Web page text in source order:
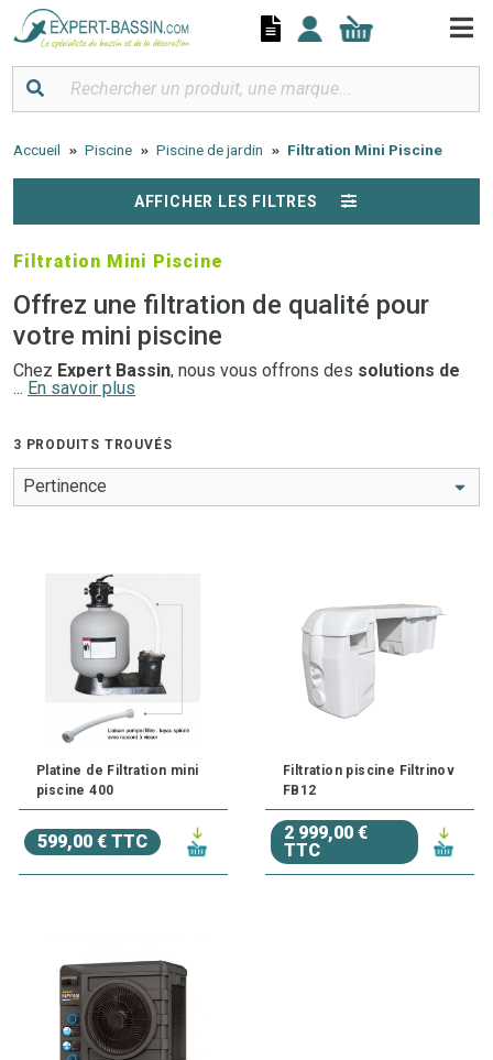
Accueil Piscine Piscine de jardin Filtration Mini Piscine
AFFICHER LES FILTRES
Filtration Mini Piscine
Offrez une filtration de qualité pour
votre mini piscine
Chez Expert Bassin, nous vous offrons des solutions de
filtrationadaptées et efficaces pour maintenir la qualité de
sans souci grâce à une eau propre, claire et saine, tout en
Optez pour une filtration fiable et performante pour
... En savoir plus
3 PRODUITS TROUVÉS
Platine de Filtration mini
piscine 400
599,00 € TTC
Filtration piscine Filtrinov
FB12
2 999,00 €
TTC
Panneau de gestion des cookies